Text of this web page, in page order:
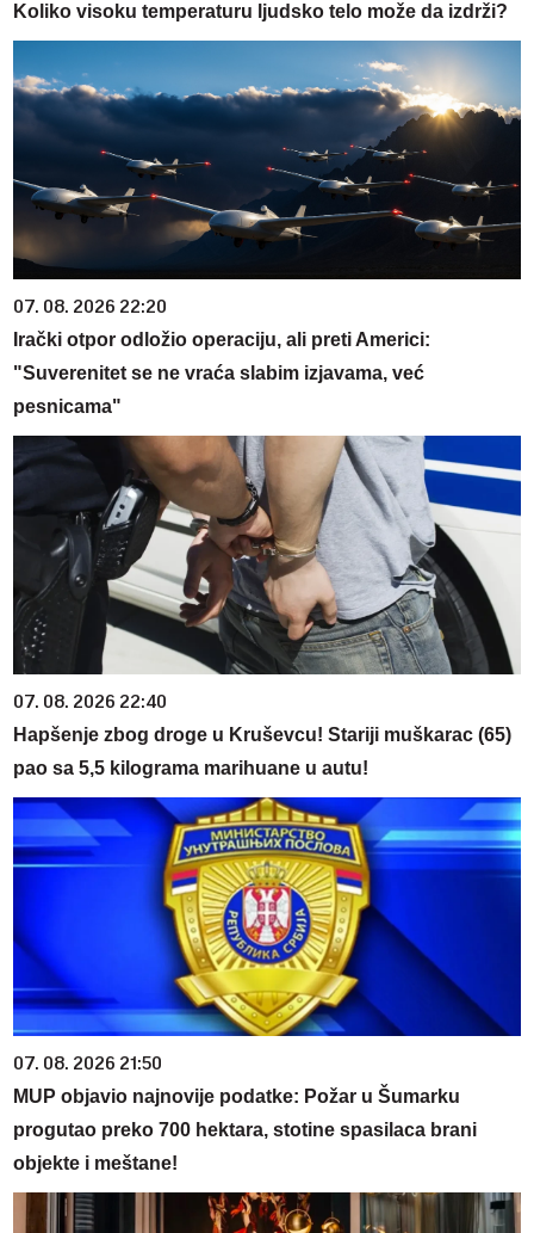
Koliko visoku temperaturu ljudsko telo može da izdrži?
07. 08. 2026 22:20
Irački otpor odložio operaciju, ali preti Americi:
"Suverenitet se ne vraća slabim izjavama, već
pesnicama"
07. 08. 2026 22:40
Hapšenje zbog droge u Kruševcu! Stariji muškarac (65)
pao sa 5,5 kilograma marihuane u autu!
07. 08. 2026 21:50
MUP objavio najnovije podatke: Požar u Šumarku
progutao preko 700 hektara, stotine spasilaca brani
objekte i meštane!